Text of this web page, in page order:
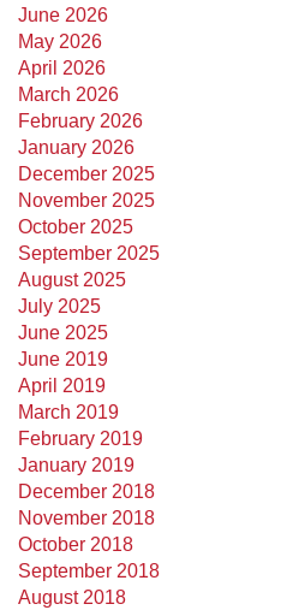
June 2026
May 2026
April 2026
March 2026
February 2026
January 2026
December 2025
November 2025
October 2025
September 2025
August 2025
July 2025
June 2025
June 2019
April 2019
March 2019
February 2019
January 2019
December 2018
November 2018
October 2018
September 2018
August 2018